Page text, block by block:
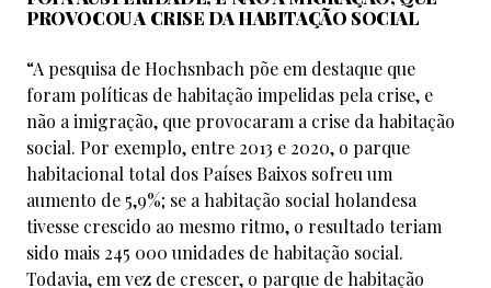
PROVOCOU A CRISE DA HABITAÇÃO SOCIAL
“A pesquisa de Hochsnbach põe em destaque que
foram políticas de habitação impelidas pela crise, e
não a imigração, que provocaram a crise da habitação
social. Por exemplo, entre 2013 e 2020, o parque
habitacional total dos Países Baixos sofreu um
aumento de 5,9%; se a habitação social holandesa
tivesse crescido ao mesmo ritmo, o resultado teriam
sido mais 245 000 unidades de habitação social.
Todavia, em vez de crescer, o parque de habitação